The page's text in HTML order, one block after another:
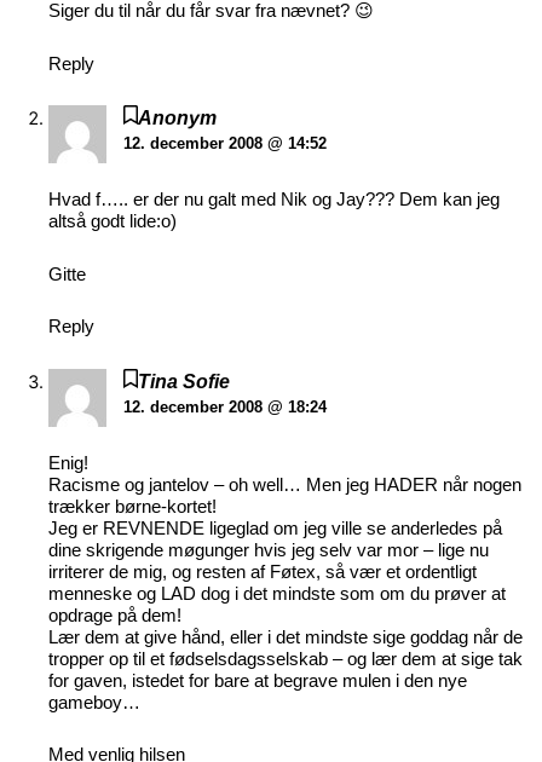
Siger du til når du får svar fra nævnet? 😉
Reply
Anonym
12. december 2008 @ 14:52
Hvad f….. er der nu galt med Nik og Jay??? Dem kan jeg
altså godt lide:o)
Gitte
Reply
Tina Sofie
12. december 2008 @ 18:24
Enig!
Racisme og jantelov – oh well… Men jeg HADER når nogen
trækker børne-kortet!
Jeg er REVNENDE ligeglad om jeg ville se anderledes på
dine skrigende møgunger hvis jeg selv var mor – lige nu
irriterer de mig, og resten af Føtex, så vær et ordentligt
menneske og LAD dog i det mindste som om du prøver at
opdrage på dem!
Lær dem at give hånd, eller i det mindste sige goddag når de
tropper op til et fødselsdagsselskab – og lær dem at sige tak
for gaven, istedet for bare at begrave mulen i den nye
gameboy…
Med venlig hilsen